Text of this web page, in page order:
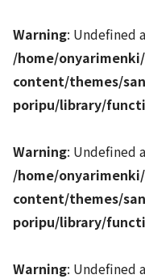
Warning: Undefined
/home/
content/themes/
poripu/library/
Warning: Undefined
/home/
content/themes/
poripu/library/
Warning: Undefined